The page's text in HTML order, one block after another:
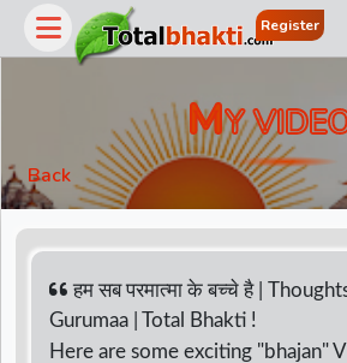
Register
MY
Back
हम सब परमात्मा के बच्चे है |
Gurumaa | Total Bhakti !
Here are some exciting "bhajan"